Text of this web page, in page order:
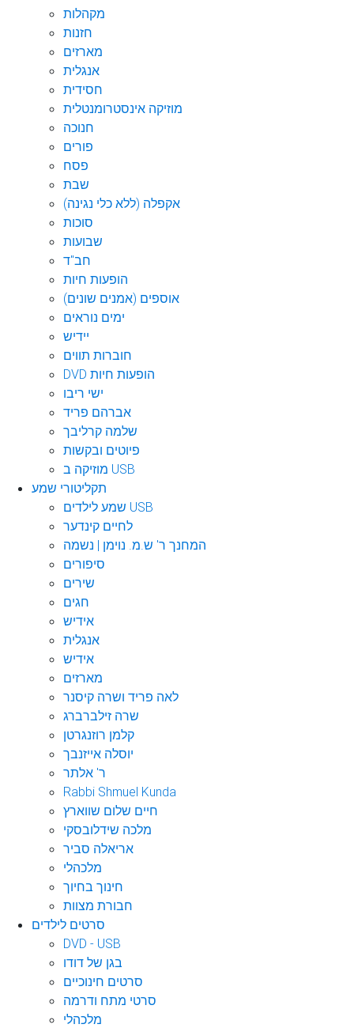
מקהלות
חזנות
מארזים
אנגלית
חסידית
מוזיקה אינסטרומנטלית
חנוכה
פורים
פסח
שבת
אקפלה (ללא כלי נגינה)
סוכות
שבועות
חב"ד
הופעות חיות
אוספים (אמנים שונים)
ימים נוראים
יידיש
חוברות תווים
DVD הופעות חיות
ישי ריבו
אברהם פריד
שלמה קרליבך
פיוטים ובקשות
מוזיקה ב USB
תקליטורי שמע
שמע לילדים USB
לחיים קינדער
המחנך ר' ש.מ. נוימן | נשמה
סיפורים
שירים
חגים
אידיש
אנגלית
אידיש
מארזים
לאה פריד ושרה קיסנר
שרה זילברברג
קלמן רוזנגרטן
יוסלה אייזנבך
ר' אלתר
Rabbi Shmuel Kunda
חיים שלום שווארץ
מלכה שידלובסקי
אריאלה סביר
מלכהלי
חינוך בחיוך
חבורת מצוות
סרטים לילדים
DVD - USB
בגן של דודו
סרטים חינוכיים
סרטי מתח ודרמה
מלכהלי